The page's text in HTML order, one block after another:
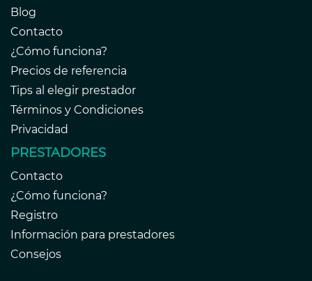
Blog
Contacto
¿Cómo funciona?
Precios de referencia
Tips al elegir prestador
Términos y Condiciones
Privacidad
PRESTADORES
Contacto
¿Cómo funciona?
Registro
Información para prestadores
Consejos